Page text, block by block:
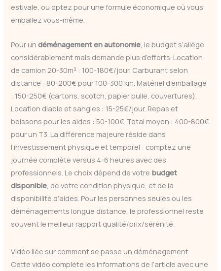
estivale, ou optez pour une formule économique où vous
emballez vous-même.
Pour undéménagement en autonomie , le budget s’allège
considérablement mais demande plus d’efforts. Location
de camion 20-30m³ : 100-180€/jour. Carburant selon
distance : 80-200€ pour 100-300 km. Matériel d’emballage
: 150-250€ (cartons, scotch, papier bulle, couvertures).
Location diable et sangles : 15-25€/jour. Repas et
boissons pour les aides : 50-100€. Total moyen : 400-800€
pour un T3. La différence majeure réside dans
l’investissement physique et temporel : comptez une
journée complète versus 4-6 heures avec des
professionnels. Le choix dépend de votre budget
disponible , de votre condition physique, et de la
disponibilité d’aides. Pour les personnes seules ou les
déménagements longue distance, le professionnel reste
souvent le meilleur rapport qualité/prix/sérénité.
Vidéo liée sur comment se passe un déménagement
Cette vidéo complète les informations de l’article avec une